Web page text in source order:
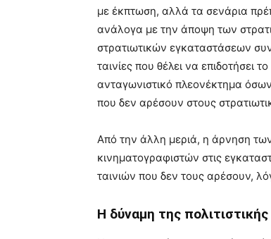
με έκπτωση, αλλά τα σενάρια
ανάλογα με την άποψη των
στρατιωτικών εγκαταστάσεων
ταινίες που θέλει να επιδοτήσει
ανταγωνιστικό πλεονέκτημα
που δεν αρέσουν στους
Από την άλλη μεριά, η άρνηση
κινηματογραφιστών στις
ταινιών που δεν τους αρέσουν,
Η δύναμη της